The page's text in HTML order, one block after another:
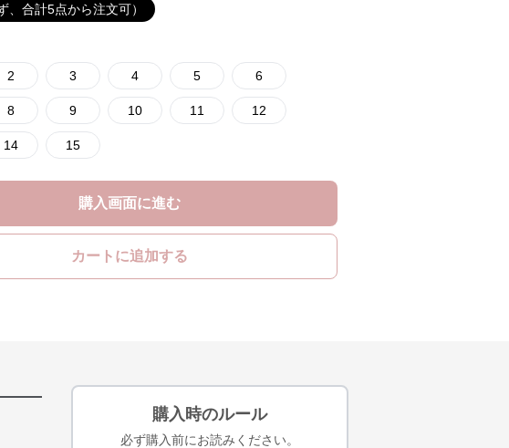
、合計5点から注文可）
2 3 4 5 6
8 9 10 11 12
14 15
購入画面に進む
カートに追加する
購入時のルール
必ず購入前にお読みください。